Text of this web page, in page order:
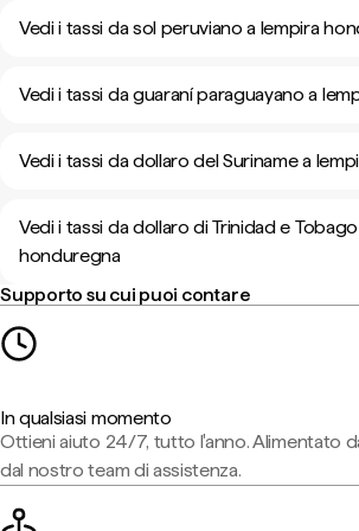
Vedi i tassi da sol peruviano a lempira
Vedi i tassi da guaraní paraguayano a
Vedi i tassi da dollaro del Suriname a
Vedi i tassi da dollaro di Trinidad e
honduregna
Supporto su cui puoi contare
In qualsiasi momento
Ottieni aiuto 24/7, tutto l'anno. Alimentato
dal nostro team di assistenza.